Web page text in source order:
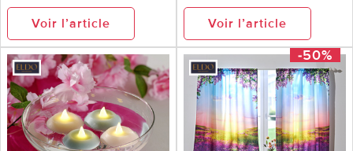
Voir l’article Voir l’article
-50%